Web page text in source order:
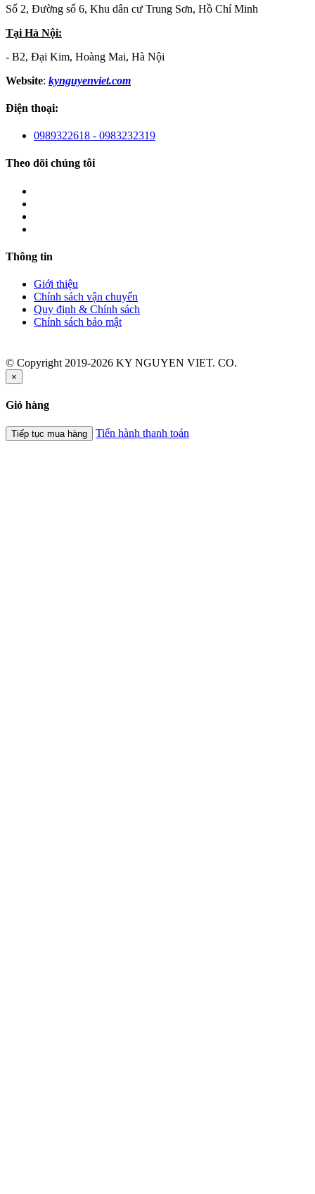
Số 2, Đường số 6, Khu dân cư Trung Sơn, Hồ Chí Minh
Tại Hà Nội:
- B2, Đại Kim, Hoàng Mai, Hà Nội
Website: kynguyenviet.com
Điện thoại:
0989322618 - 0983232319
Theo dõi chúng tôi
Thông tin
Giới thiệu
Chính sách vận chuyển
Quy định & Chính sách
Chính sách bảo mật
© Copyright 2019-2026 KY NGUYEN VIET. CO.
×
Giỏ hàng
Tiếp tục mua hàng Tiến hành thanh toán